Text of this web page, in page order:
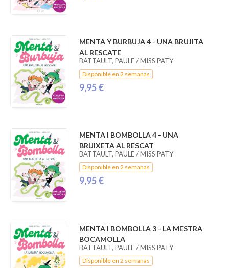
MENTA Y BURBUJA 4 - UNA BRUJITA
AL RESCATE
BATTAULT, PAULE / MISS PATY
Disponible en 2 semanas
9,95 €
MENTA I BOMBOLLA 4 - UNA
BRUIXETA AL RESCAT
BATTAULT, PAULE / MISS PATY
Disponible en 2 semanas
9,95 €
MENTA I BOMBOLLA 3 - LA MESTRA
BOCAMOLLA
BATTAULT, PAULE / MISS PATY
Disponible en 2 semanas